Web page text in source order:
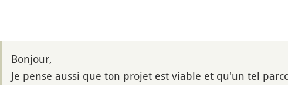
Bonjour,
Je pense aussi que ton projet est viable et qu'un tel